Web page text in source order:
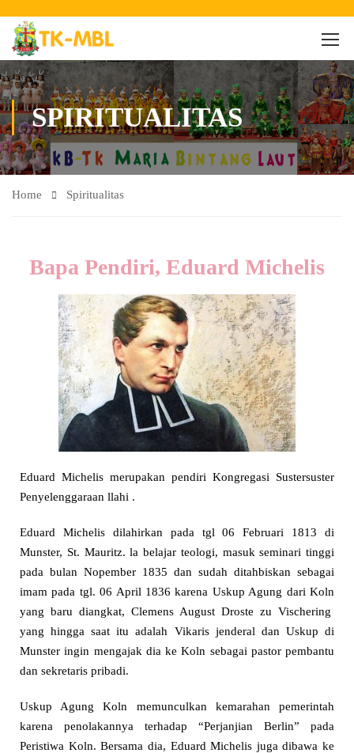
SPIRITUALITAS
Home Spiritualitas
Bapa Pendiri, Eduard Michelis
Eduard Michelis merupakan pendiri Kongregasi Suster­suster
Penyelenggaraan llahi .
Eduard Michelis dilahirkan pada tgl 06 Februari 1813 di
Munster, St. Mauritz. la belajar teologi, masuk seminari tinggi
pada bulan Nopember 1835 dan sudah ditahbiskan sebagai
imam pada tgl. 06 April 1836 karena Uskup Agung dari Koln
yang baru diangkat, Clemens August Droste zu Vischering
yang hingga saat itu adalah Vikaris jenderal dan Uskup di
Munster ingin mengajak dia ke Koln sebagai pastor pembantu
dan sekretaris pribadi.
Uskup Agung Koln memunculkan kemarahan pemerintah
karena penolakannya terhadap “Perjanjian Berlin” pada
Peristiwa Koln. Bersama dia, Eduard Michelis juga dibawa ke